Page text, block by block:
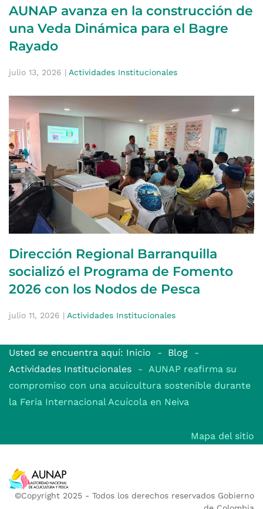
AUNAP avanza en la construcción de
una Veda Dinámica para el Bagre
Rayado
julio 13, 2026 | Actividades Institucionales
Dirección Regional Barranquilla
socializó el Programa de Fomento
2026 con los Nodos de Pesca
julio 11, 2026 | Actividades Institucionales
Usted se encuentra aquí: Inicio
Blog
Actividades Institucionales
AUNAP reafirma su
compromiso con una acuicultura sostenible durante
la Feria Internacional Acuícola en Neiva
Mapa del sitio
©Copyright 2025 - Todos los derechos reservados Gobierno